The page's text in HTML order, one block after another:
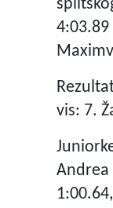
vis: 7.
Andrea